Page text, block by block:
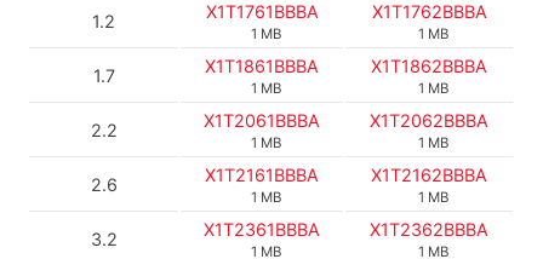
1.2 X1T1761BBBA
1 MB
X1T1762BBBA
1 MB
1.7 X1T1861BBBA
1 MB
X1T1862BBBA
1 MB
2.2 X1T2061BBBA
1 MB
X1T2062BBBA
1 MB
2.6 X1T2161BBBA
1 MB
X1T2162BBBA
1 MB
3.2 X1T2361BBBA
1 MB
X1T2362BBBA
1 MB